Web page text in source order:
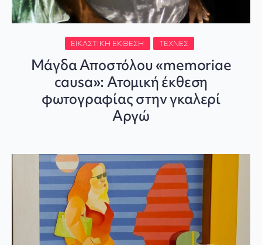
ΕΙΚΑΣΤΙΚΉ ΈΚΘΕΣΗ ΤΈΧΝΕΣ
Μάγδα Αποστόλου «memoriae
causa»: Ατομική έκθεση
φωτογραφίας στην γκαλερί
Αργώ